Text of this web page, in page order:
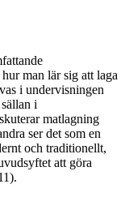
man lär sig att laga
i undervisningen
i
matlagning
ser det som en
och traditionellt,
att göra